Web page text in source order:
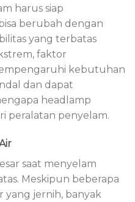
harus siap
berubah dengan
yang terbatas
faktor
kebutuhan
dan dapat
headlamp
peralatan penyelam.
saat menyelam
Meskipun beberapa
yang jernih, banyak